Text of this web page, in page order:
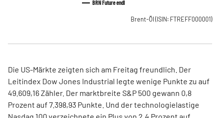
BRN Future endl
Brent-Öl (ISIN: FTREFF000001)
Die US-Märkte zeigten sich am Freitag freundlich. Der
Leitindex Dow Jones Industrial legte wenige Punkte zu auf
49.609,16 Zähler. Der marktbreite S&P 500 gewann 0,8
Prozent auf 7.398,93 Punkte. Und der technologielastige